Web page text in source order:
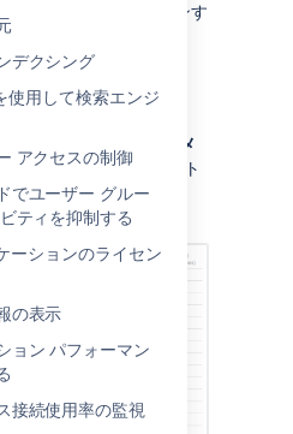
デクシング
用して検索エンジ
アクセスの制御
でユーザー グルー
ティを抑制する
ーションのライセン
の表示
ョン パフォーマン
接続使用率の監視
ユーザーとしてログインす
ョン バーから [
ート] > [インストゥルメ
の順に選択して、インスト
ョン ページを表示しま